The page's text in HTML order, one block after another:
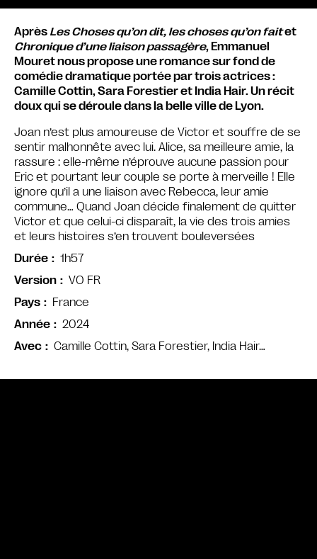
Avec Camille Cottin, Sara Forestier, India Hair…
Après Les Choses qu’on dit, les choses qu’on faitet
Chronique d’une liaison passagère, Emmanuel
Mouret nous propose une romance sur fond de
comédie dramatique portée par trois actrices :
Camille Cottin, Sara Forestier et India Hair. Un récit
doux qui se déroule dans la belle ville de Lyon.
Joan n’est plus amoureuse de Victor et souffre de se
sentir malhonnête avec lui. Alice, sa meilleure amie, la
rassure : elle-même n’éprouve aucune passion pour
Eric et pourtant leur couple se porte à merveille ! Elle
ignore qu’il a une liaison avec Rebecca, leur amie
commune… Quand Joan décide finalement de quitter
Victor et que celui-ci disparaît, la vie des trois amies
et leurs histoires s’en trouvent bouleversées
Durée
1h57
Version
VO FR
Pays
France
Année
2024